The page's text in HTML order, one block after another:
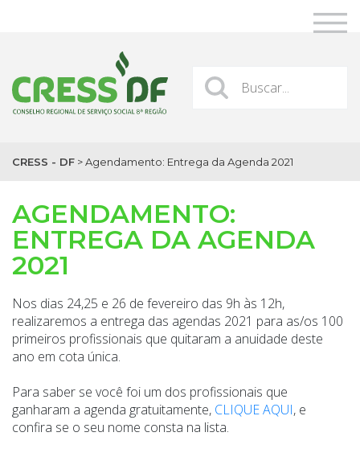
CRESS - DF >Agendamento: Entrega da Agenda 2021
AGENDAMENTO:
ENTREGA DA AGENDA
2021
Nos dias 24,25 e 26 de fevereiro das 9h às 12h,
realizaremos a entrega das agendas 2021 para as/os 100
primeiros profissionais que quitaram a anuidade deste
ano em cota única.
Para saber se você foi um dos profissionais que
ganharam a agenda gratuitamente, CLIQUE AQUI, e
confira se o seu nome consta na lista.